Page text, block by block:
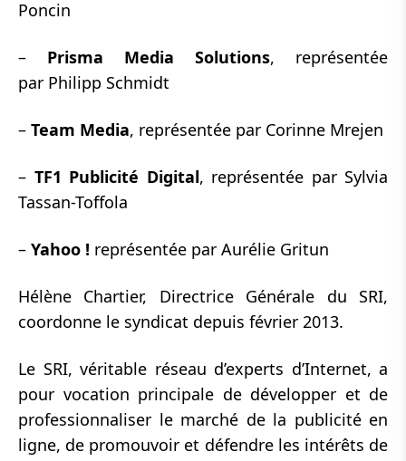
Poncin
– Prisma Media Solutions, représentée
par Philipp Schmidt
– Team Media, représentée par Corinne Mrejen
– TF1 Publicité Digital, représentée par Sylvia
Tassan-Toffola
– Yahoo ! représentée par Aurélie Gritun
Hélène Chartier, Directrice Générale du SRI,
coordonne le syndicat depuis février 2013.
Le SRI, véritable réseau d’experts d’Internet, a
pour vocation principale de développer et de
professionnaliser le marché de la publicité en
ligne, de promouvoir et défendre les intérêts de